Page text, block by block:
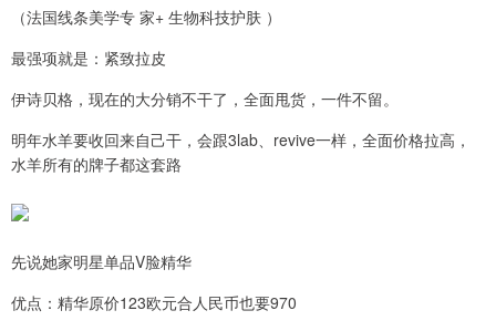
（法国线条美学专 家+ 生物科技护肤 ）
最强项就是：紧致拉皮
伊诗贝格，现在的大分销不干了，全面甩货，一件不留。
明年水羊要收回来自己干，会跟3lab、revive一样，全面价格拉高，
水羊所有的牌子都这套路
先说她家明星单品V脸精华
优点：精华原价123欧元合人民币也要970